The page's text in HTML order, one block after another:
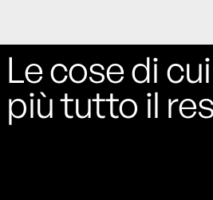
Le cose di
più tutto il